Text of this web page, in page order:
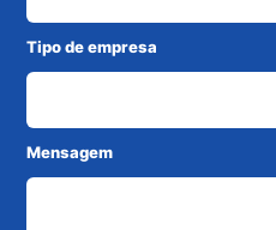
Tipo de empresa
Mensagem